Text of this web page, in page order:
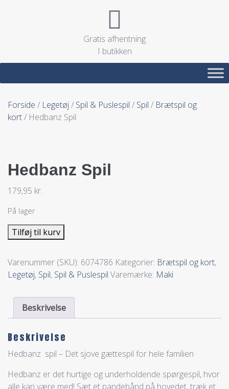
Gratis afhentning
I butikken
Forside / Legetøj/ Spil & Puslespil / Spil / Brætspil og
kort/ Hedbanz Spil
Hedbanz Spil
179,95 kr.
På lager
Tilføj til kurv
Varenummer (SKU): 6074786 Kategorier: Brætspil og kort,
Legetøj, Spil, Spil & Puslespil Varemærke: Maki
Beskrivelse
Beskrivelse
Hedbanz spil – Det sjove gættespil for hele familien
Hedbanz er det hurtige og underholdende spørgespil, hvor
alle kan være med! Sæt et pandebånd på hovedet, træk et